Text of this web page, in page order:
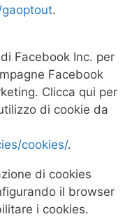
.
Facebook Inc. per
Facebook
Clicca qui per
di cookie da
cookies/.
di cookies
il browser
i cookies.